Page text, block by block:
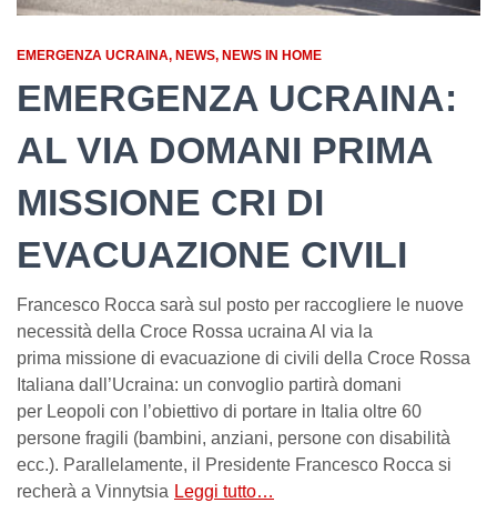
EMERGENZA UCRAINA NEWS NEWS IN HOME
EMERGENZA UCRAINA:
AL VIA DOMANI PRIMA
MISSIONE CRI DI
EVACUAZIONE CIVILI
Francesco Rocca sarà sul posto per raccogliere le nuove
necessità della Croce Rossa ucraina Al via la
prima missione di evacuazione di civili della Croce Rossa
Italiana dall’Ucraina: un convoglio partirà domani
per Leopoli con l’obiettivo di portare in Italia oltre 60
persone fragili (bambini, anziani, persone con disabilità
ecc.). Parallelamente, il Presidente Francesco Rocca si
recherà a Vinnytsia Leggi tutto…